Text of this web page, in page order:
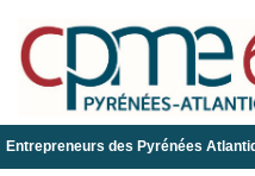
Entrepreneurs des Pyrénées